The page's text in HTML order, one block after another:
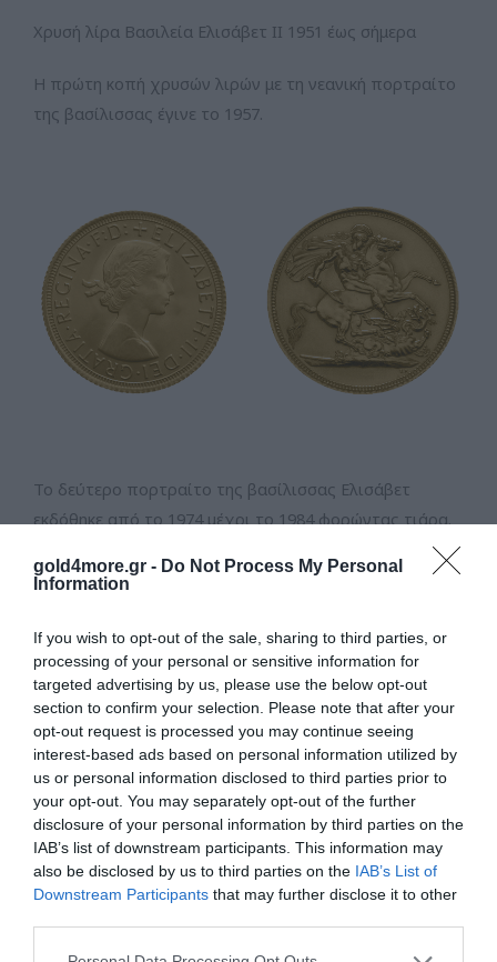
gold4more.gr - Do Not Process My Personal
Information
If you wish to opt-out of the sale, sharing to third parties, or
processing of your personal or sensitive information for
targeted advertising by us, please use the below opt-out
section to confirm your selection. Please note that after your
opt-out request is processed you may continue seeing
interest-based ads based on personal information utilized by
us or personal information disclosed to third parties prior to
your opt-out. You may separately opt-out of the further
disclosure of your personal information by third parties on the
IAB’s list of downstream participants. This information may
also be disclosed by us to third parties on the IAB’s List of
Downstream Participants that may further disclose it to other
Please note that this website/app uses one or more Google
Χρυσή λίρα Βασιλεία Ελισάβετ IΙ 1951 έως σήμερα
Η πρώτη κοπή χρυσών λιρών με τη νεανική πορτραίτο
της βασίλισσας έγινε το 1957.
Το δεύτερο πορτραίτο της βασίλισσας Ελισάβετ
εκδόθηκε από το 1974 μέχρι το 1984 φορώντας τιάρα.
Από το 1985 έως το 1997 είχαμε το τρίτο πορτραίτο
της βασίλισσας Ελισάβετ.